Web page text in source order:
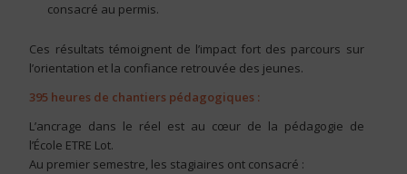
consacré au permis.
Ces résultats témoignent de l’impact fort des parcours sur
l’orientation et la confiance retrouvée des jeunes.
395 heures de chantiers pédagogiques :
L’ancrage dans le réel est au cœur de la pédagogie de
l’École ETRE Lot.
Au premier semestre, les stagiaires ont consacré :